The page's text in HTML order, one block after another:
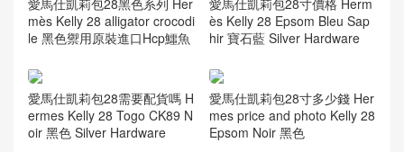
mès Kelly 28 alligator crocodi
le 黑色禦用原裝進口Hcp鱷魚
ès Kelly 28 Epsom Bleu Sap
hir 寶石藍 Silver Hardware
愛馬仕凱莉包28需要配貨嗎 H
ermes Kelly 28 Togo CK89 N
oir 黑色 Silver Hardware
愛馬仕凱莉包28寸多少錢 Her
mes price and photo Kelly 28
Epsom Noir 黑色